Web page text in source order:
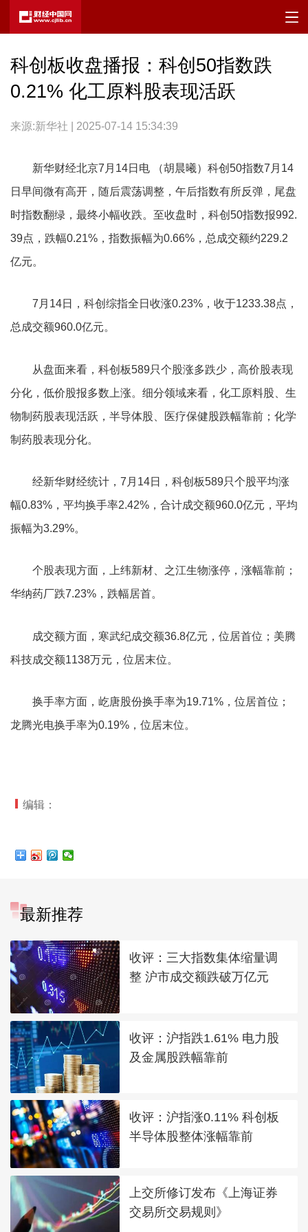
科创板收盘播报：科创50指数跌
0.21% 化工原料股表现活跃
来源:新华社 | 2025-07-14 15:34:39
新华财经北京7月14日电 （胡晨曦）科创50指数7月14
日早间微有高开，随后震荡调整，午后指数有所反弹，尾盘
时指数翻绿，最终小幅收跌。至收盘时，科创50指数报992.
39点，跌幅0.21%，指数振幅为0.66%，总成交额约229.2
亿元。
7月14日，科创综指全日收涨0.23%，收于1233.38点，
总成交额960.0亿元。
从盘面来看，科创板589只个股涨多跌少，高价股表现
分化，低价股报多数上涨。细分领域来看，化工原料股、生
物制药股表现活跃，半导体股、医疗保健股跌幅靠前；化学
制药股表现分化。
经新华财经统计，7月14日，科创板589只个股平均涨
幅0.83%，平均换手率2.42%，合计成交额960.0亿元，平均
振幅为3.29%。
个股表现方面，上纬新材、之江生物涨停，涨幅靠前；
华纳药厂跌7.23%，跌幅居首。
成交额方面，寒武纪成交额36.8亿元，位居首位；美腾
科技成交额1138万元，位居末位。
换手率方面，屹唐股份换手率为19.71%，位居首位；
龙腾光电换手率为0.19%，位居末位。
编辑：
最新推荐
收评：三大指数集体缩量调
整 沪市成交额跌破万亿元
收评：沪指跌1.61% 电力股
及金属股跌幅靠前
收评：沪指涨0.11% 科创板
半导体股整体涨幅靠前
上交所修订发布《上海证券
交易所交易规则》